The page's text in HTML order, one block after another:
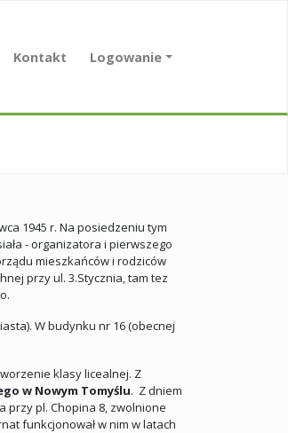
Kontakt Logowanie
1945 r. Na posiedzeniu tym
- organizatora i pierwszego
mieszkańców i rodziców
przy ul. 3.Stycznia, tam tez
W budynku nr 16 (obecnej
klasy licealnej. Z
w Nowym Tomyślu. Z dniem
przy pl. Chopina 8, zwolnione
funkcjonował w nim w latach